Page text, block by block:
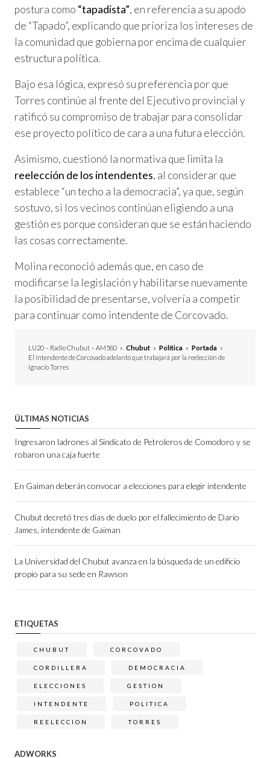
postura como “tapadista”, en referencia a su apodo
de “Tapado”, explicando que prioriza los intereses de
la comunidad que gobierna por encima de cualquier
estructura política.
Bajo esa lógica, expresó su preferencia por que
Torres continúe al frente del Ejecutivo provincial y
ratificó su compromiso de trabajar para consolidar
ese proyecto político de cara a una futura elección.
Asimismo, cuestionó la normativa que limita la
reelección de los intendentes, al considerar que
establece “un techo a la democracia”, ya que, según
sostuvo, si los vecinos continúan eligiendo a una
gestión es porque consideran que se están haciendo
las cosas correctamente.
Molina reconoció además que, en caso de
modificarse la legislación y habilitarse nuevamente
la posibilidad de presentarse, volvería a competir
para continuar como intendente de Corcovado.
LU20 – Radio Chubut – AM580 » Chubut » Política » Portada »
El intendente de Corcovado adelantó que trabajará por la reelección de
Ignacio Torres
ÚLTIMAS NOTICIAS
Ingresaron ladrones al Sindicato de Petroleros de Comodoro y se
robaron una caja fuerte
En Gaiman deberán convocar a elecciones para elegir intendente
Chubut decretó tres días de duelo por el fallecimiento de Darío
James, intendente de Gaiman
La Universidad del Chubut avanza en la búsqueda de un edificio
propio para su sede en Rawson
ETIQUETAS
CHUBUT CORCOVADO
CORDILLERA DEMOCRACIA
ELECCIONES GESTION
INTENDENTE POLITICA
REELECCION TORRES
ADWORKS